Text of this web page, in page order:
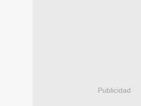
Publicidad